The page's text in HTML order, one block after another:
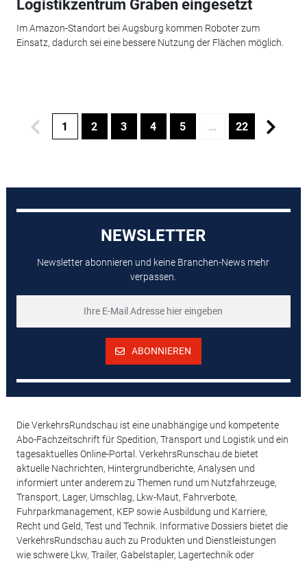
Logistikzentrum Graben eingesetzt
Im Amazon-Standort bei Augsburg kommen Roboter zum
Einsatz, dadurch sei eine bessere Nutzung der Flächen möglich.
1 2 3 4 5 … 22
NEWSLETTER
Newsletter abonnieren und keine Branchen-News mehr
verpassen.
ABONNIEREN
Die VerkehrsRundschau ist eine unabhängige und kompetente
Abo-Fachzeitschrift für Spedition, Transport und Logistik und ein
tagesaktuelles Online-Portal. VerkehrsRunschau.de bietet
aktuelle Nachrichten, Hintergrundberichte, Analysen und
informiert unter anderem zu Themen rund um Nutzfahrzeuge,
Transport, Lager, Umschlag, Lkw-Maut, Fahrverbote,
Fuhrparkmanagement, KEP sowie Ausbildung und Karriere,
Recht und Geld, Test und Technik. Informative Dossiers bietet die
VerkehrsRundschau auch zu Produkten und Dienstleistungen
wie schwere Lkw, Trailer, Gabelstapler, Lagertechnik oder